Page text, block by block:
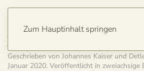
Zum Hauptinhalt springen
Geschrieben von Johannes Kaiser und
Januar 2020. Veröffentlicht in